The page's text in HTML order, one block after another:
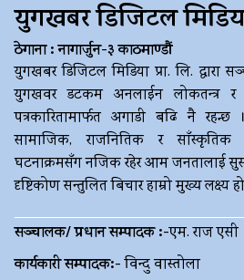
युगखबर डिजिटल
ठेगाना : नागार्जुन-३ काठमाण्डौं
युगखबर डिजिटल मिडिया प्रा. लि. द्धारा
युगखवर डटकम अनलाईन लोकतन्त्र र
पत्रकारितामार्फत अगाडी बढि नै
सामाजिक, राजनितिक र साँस्कृतिक
घटनाक्रमसँग नजिक रहेर आम जनतालाई
दृष्टिकोण सन्तुलित बिचार हाम्रो मुख्य लक्ष्य
सञ्चालक/ प्रधान सम्पादक :-एम. राज एसी
कार्यकारी सम्पादक:-विन्दु वास्तोला